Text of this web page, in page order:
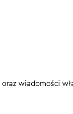
wiadomości